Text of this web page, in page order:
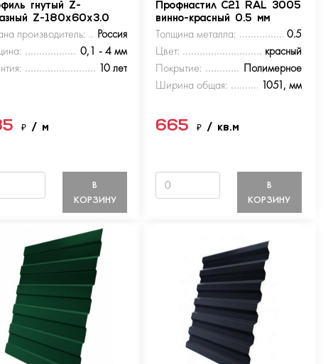
гнутый Z-
Z-180х60х3.0
производитель:
Россия
0,1 - 4 мм
10 лет
₽/ м
В
КОРЗИНУ
Профнастил С21 RAL 3005
винно-красный 0.5 мм
Толщина металла:
0.5
Цвет:
красный
Покрытие:
Полимерное
Ширина общая:
1051, мм
665 ₽ / кв.м
В
КОРЗИНУ